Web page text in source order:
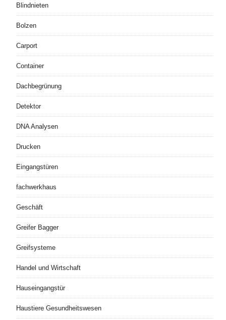
Blindnieten
Bolzen
Carport
Container
Dachbegrünung
Detektor
DNA Analysen
Drucken
Eingangstüren
fachwerkhaus
Geschäft
Greifer Bagger
Greifsysteme
Handel und Wirtschaft
Hauseingangstür
Haustiere Gesundheitswesen